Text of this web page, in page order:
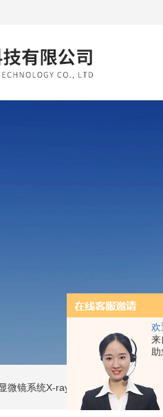
欢
来
助
微镜系统X-ray CT ISD-NI-RX85-